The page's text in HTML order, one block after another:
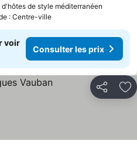
d'hôtes de style méditerranéen
: Centre-ville
voir
Consulter les prix
Partager